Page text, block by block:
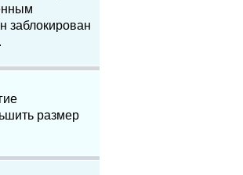
заблокирован
размер